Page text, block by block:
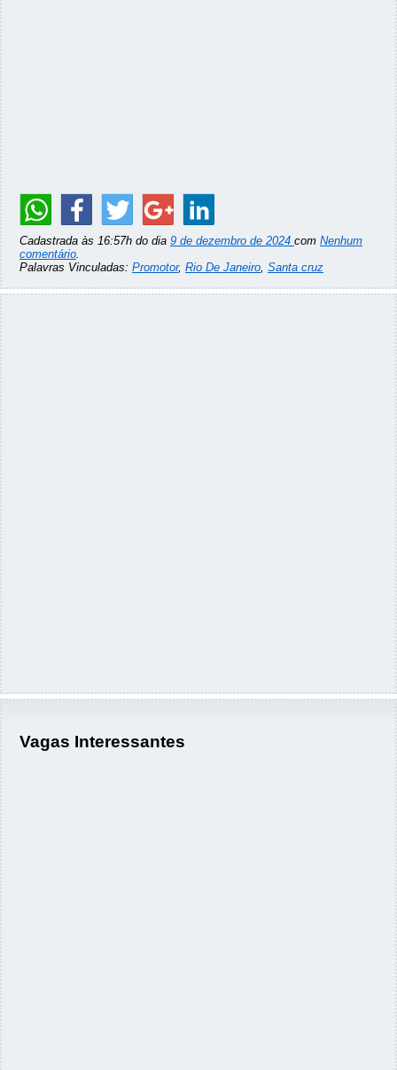
Cadastrada às 16:57h do dia 9 de dezembro de 2024 com Nenhum
comentário.
Palavras Vinculadas: Promotor, Rio De Janeiro, Santa cruz
Vagas Interessantes